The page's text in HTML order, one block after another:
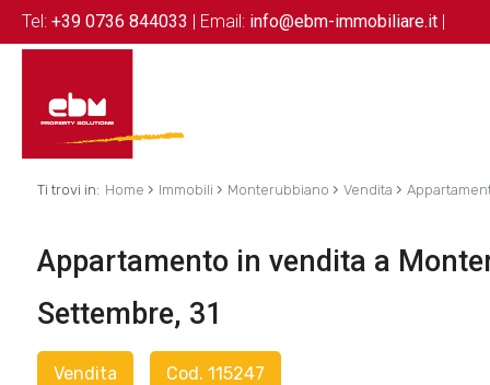
Tel: +39 0736 844033 | Email: info@ebm-immobiliare.it |
Ti trovi in: Home › Immobili › Monterubbiano › Vendita ›
Appartamento in vendita a
Settembre, 31
Vendita Cod. 115247